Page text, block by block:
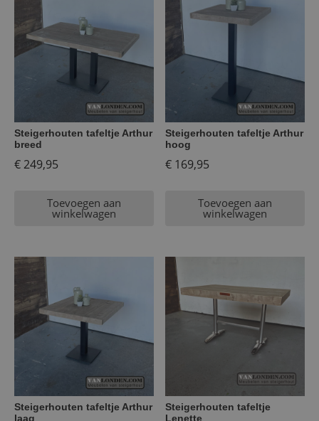
Steigerhouten tafeltje Arthur
breed
€249,95
Toevoegen aan
winkelwagen
Steigerhouten tafeltje Arthur
hoog
€ 169,95
Toevoegen aan
winkelwagen
Steigerhouten tafeltje Arthur
laag
Steigerhouten tafeltje
Lenette